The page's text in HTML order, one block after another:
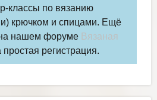
классы по вязанию
крючком и спицами. Ещё
нашем форуме Вязаная
простая регистрация.